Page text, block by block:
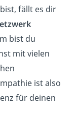
fällt es dir
bist du
mit vielen
ist also
für deinen